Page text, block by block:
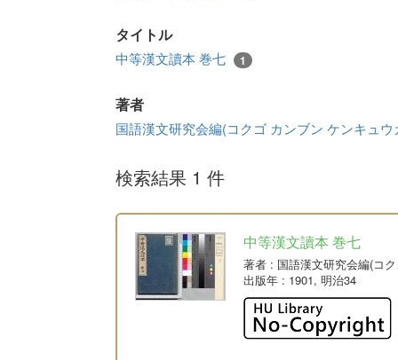
タイトル
中等漢文讀本 巻七 1
著者
国語漢文研究会編(コクゴ カンブン ケンキュ
検索結果 1 件
中等漢文讀本 巻七
著者 : 国語漢文研究会編(コ
出版年 : 1901, 明治34